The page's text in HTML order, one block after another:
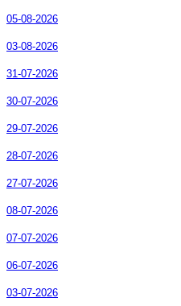
05-08-2026
03-08-2026
31-07-2026
30-07-2026
29-07-2026
28-07-2026
27-07-2026
08-07-2026
07-07-2026
06-07-2026
03-07-2026